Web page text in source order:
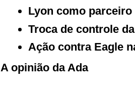
Lyon como
Troca de controle
Ação contra Eagle
A opinião da Ada